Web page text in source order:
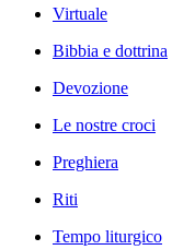
Virtuale
Bibbia e dottrina
Devozione
Le nostre croci
Preghiera
Riti
Tempo liturgico